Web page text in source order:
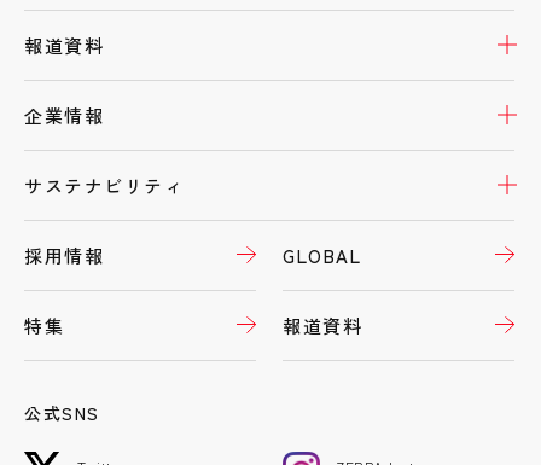
報道資料
企業情報
サステナビリティ
採用情報 GLOBAL
特集 報道資料
公式SNS